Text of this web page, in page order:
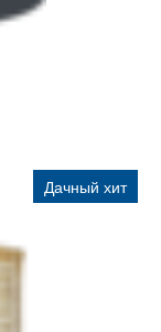
Дачный хит